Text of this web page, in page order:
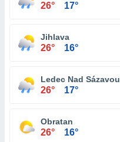
26° 17°
Jihlava
26° 16°
Ledec Nad Sázavou
26° 17°
Obratan
26° 16°